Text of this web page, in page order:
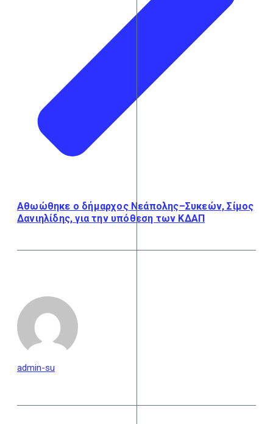
Αθωώθηκε ο δήμαρχος Νεάπολης–Συκεών, Σίμος
Δανιηλίδης, για την υπόθεση των ΚΔΑΠ
admin-su